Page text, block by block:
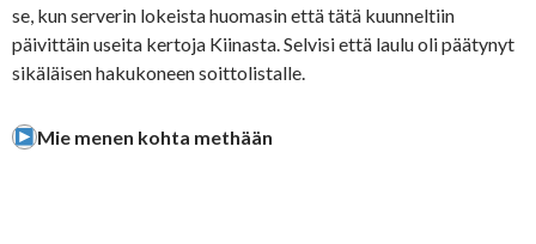
se, kun serverin lokeista huomasin että tätä kuunneltiin
päivittäin useita kertoja Kiinasta. Selvisi että laulu oli päätynyt
sikäläisen hakukoneen soittolistalle.
Mie menen kohta methään